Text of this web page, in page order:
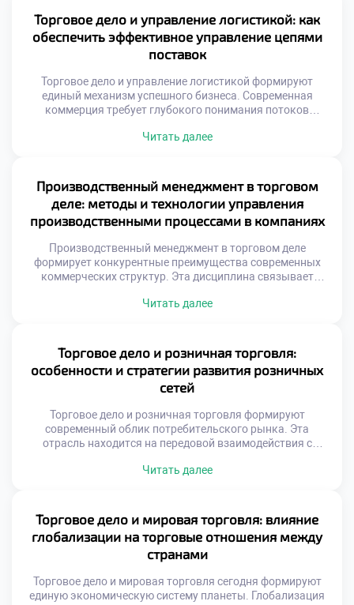
решений. Рынок постоянно меняется под воздействием
множества факторов. Игнорирование этих сигналов
ведет к неизбежным убыткам. Грамотный специалист
умеет […]
Торговое дело и управление логистикой: как
обеспечить эффективное управление цепями
поставок
Торговое дело и управление логистикой формируют
единый механизм успешного бизнеса. Современная
коммерция требует глубокого понимания потоков
теряет смысл. Эта связь определяет
материальных ценностей. Знание логистики становится
обязательным навыком для специалиста. Эффективные
цепи поставок снижают издержки предприятия. Скорость
доставки напрямую […]
Читать далее
Производственный менеджмент в торговом
деле: методы и технологии управления
производственными процессами в компаниях
Производственный менеджмент в торговом деле
формирует конкурентные преимущества современных
коммерческих структур. Эта дисциплина связывает
процессами предприятия. Грамотное управление создает
требует адаптации классических производственных
методик под специфику сбыта. Менеджеры должны
синхронизировать закупки, логистику и предпродажную
подготовку товаров. Без системного […]
Читать далее
Торговое дело и розничная торговля:
особенности и стратегии развития розничных
сетей
Торговое дело и розничная торговля формируют
современный облик потребительского рынка. Эта
отрасль находится на передовой взаимодействия с
экономические замыслы производителей. Успех зависит
Масштабирование бизнеса требует особых
управленческих подходов. Стандартизация процессов
становится залогом стабильности качества. Клиент
ожидает одинакового сервиса […]
Читать далее
Торговое дело и мировая торговля: влияние
глобализации на торговые отношения между
странами
Торговое дело и мировая торговля сегодня формируют
единую экономическую систему планеты. Глобализация